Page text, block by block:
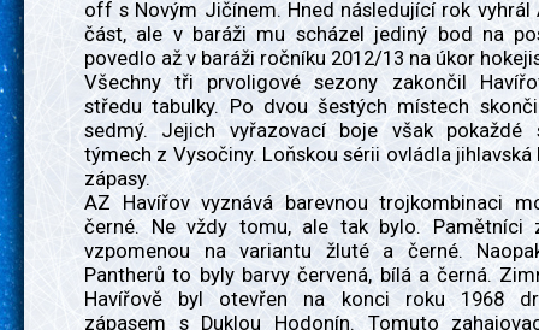
off s Novým Jičínem. Hned následující rok vyhrál
část, ale v baráži mu scházel jediný bod na
povedlo až v baráži ročníku 2012/13 na úkor
Všechny tři prvoligové sezony zakončil
středu tabulky. Po dvou šestých místech
sedmý. Jejich vyřazovací boje však pokaždé
týmech z Vysočiny. Loňskou sérii ovládla jihlavská
zápasy.
AZ Havířov vyznává barevnou trojkombinaci
černé. Ne vždy tomu, ale tak bylo.
vzpomenou na variantu žluté a černé.
Pantherů to byly barvy červená, bílá a černá.
Havířově byl otevřen na konci roku 1968
zápasem s Duklou Hodonín. Tomuto